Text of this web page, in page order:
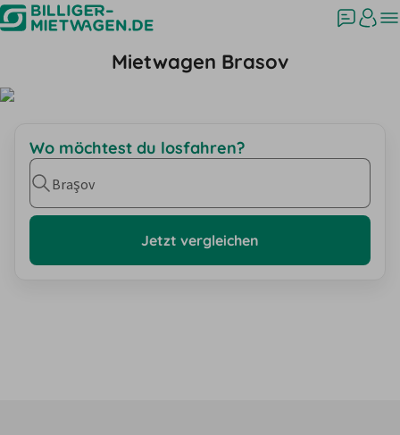
Mietwagen Brasov
Wo möchtest du losfahren?
Braşov
Jetzt vergleichen